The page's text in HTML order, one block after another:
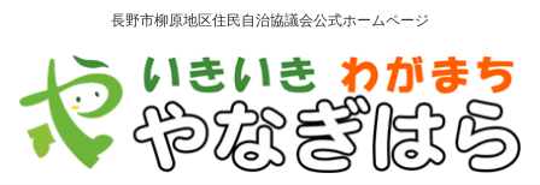
長野市柳原地区住民自治協議会公式ホームページ